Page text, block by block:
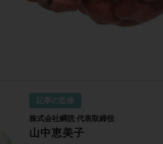
記事の監修
株式会社瞬読 代表取締役
山中恵美子